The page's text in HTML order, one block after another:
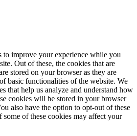
to improve your experience while you
Out of these, the cookies that are
stored on your browser as they are
basic functionalities of the website. We
that help us analyze and understand how
cookies will be stored in your browser
also have the option to opt-out of these
of these cookies may affect your